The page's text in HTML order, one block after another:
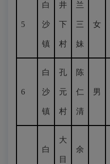
5
白
沙
镇
井
下
村
兰
三
妹
女
6
白
沙
镇
孔
元
村
陈
仁
清
男
白
大
目
余